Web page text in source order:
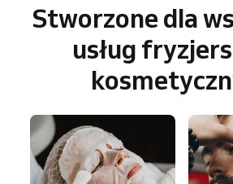
Stworzone dla
usług